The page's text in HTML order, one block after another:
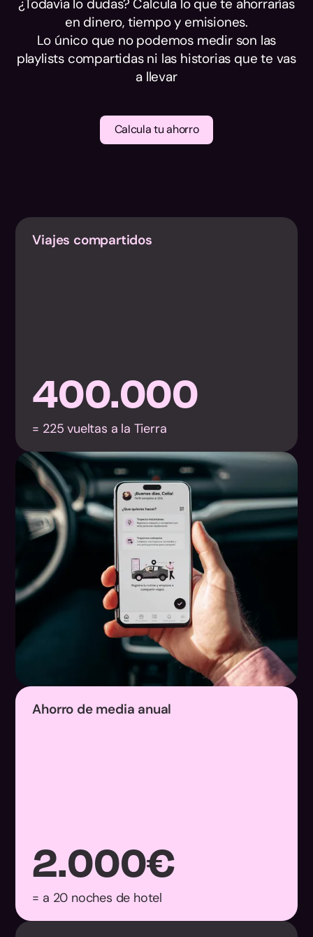
¿Todavía lo dudas? Calcula lo que te ahorrarías
en dinero, tiempo y emisiones.
Lo único que no podemos medir son las
playlists compartidas ni las historias que te vas
a llevar
Calcula tu ahorro
Viajes compartidos
400.000
= 225 vueltas a la Tierra
Ahorro de media anual
2.000€
= a 20 noches de hotel